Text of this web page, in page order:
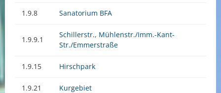
1.9.8 Sanatorium BFA
1.9.9.1
Schillerstr., Mühlenstr./Imm.-Kant-
Str./Emmerstraße
1.9.15 Hirschpark
1.9.21 Kurgebiet